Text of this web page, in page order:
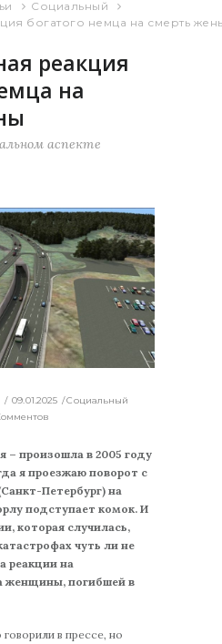
Социальный
богатого немца на смерть
реакция
на
аспекте
09.01.2025
Социальный
– произошла в 2005 году
я проезжаю поворот с
Петербург) на
подступает комок. И
которая случилась,
чуть ли не
реакции на
женщины, погибшей в
в прессе, но